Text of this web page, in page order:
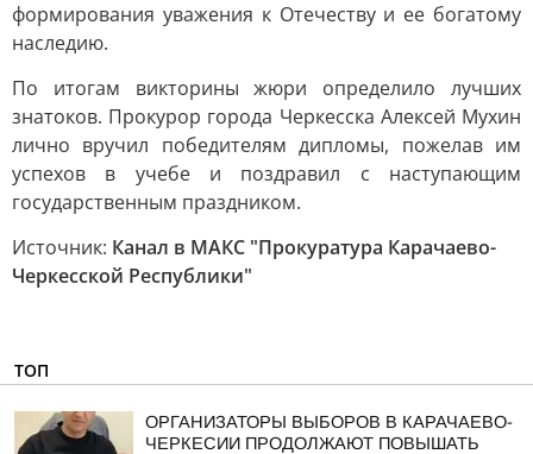
формирования уважения к Отечеству и ее богатому
наследию.
По итогам викторины жюри определило лучших
знатоков. Прокурор города Черкесска Алексей Мухин
лично вручил победителям дипломы, пожелав им
успехов в учебе и поздравил с наступающим
государственным праздником.
Источник: Канал в МАКС "Прокуратура Карачаево-
Черкесской Республики"
ТОП
ОРГАНИЗАТОРЫ ВЫБОРОВ В КАРАЧАЕВО-
ЧЕРКЕСИИ ПРОДОЛЖАЮТ ПОВЫШАТЬ